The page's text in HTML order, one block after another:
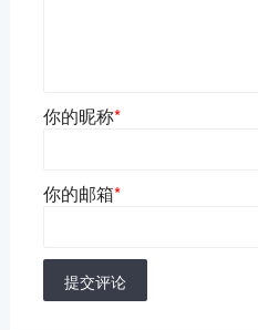
你的昵称*
你的邮箱*
提交评论